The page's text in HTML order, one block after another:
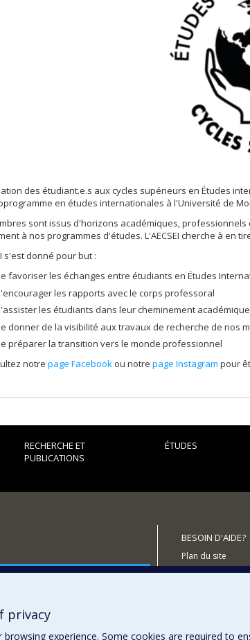
des étudiant.e.s aux cycles supérieurs en Études
en études internationales à l'Université de
sont issus d'horizons académiques,
à nos programmes d'études. L'AECSEI cherche à en
s'est donné pour but :
favoriser les échanges entre étudiants en Études
les rapports avec le corps professoral
les étudiants dans leur cheminement académique
donner de la visibilité aux travaux de recherche de nos
préparer la transition vers le monde professionnel
notre page Facebook ou notre page Instagram pour
RECHERCHE ET
PUBLICATIONS
ÉTUDES
le CÉRIUM?
BESOIN D'AIDE?
Plan du site
Signaler une
privacy
experience. Some cookies are required to